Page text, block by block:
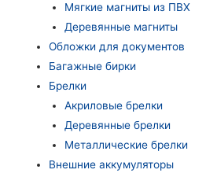
Мягкие магниты из ПВХ
Деревянные магниты
Обложки для документов
Багажные бирки
Брелки
Акриловые брелки
Деревянные брелки
Металлические брелки
Внешние аккумуляторы